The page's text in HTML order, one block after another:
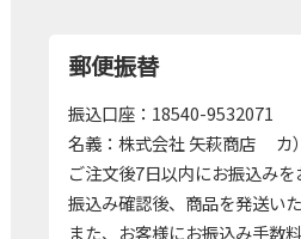
郵便振替
振込口座：18540-9532071
名義：株式会社 矢萩商店 カ
ご注文後7日以内にお振込み
振込み確認後、商品を発送いた
また、お客様にお振込み手数